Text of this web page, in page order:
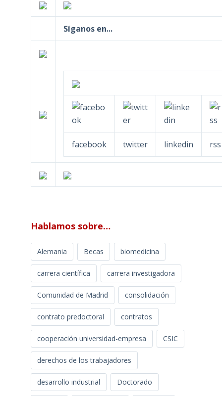
Síganos en...
facebook twitter linkedin rss
Hablamos sobre…
Alemania Becas biomedicina
carrera científica carrera investigadora
Comunidad de Madrid consolidación
contrato predoctoral contratos
cooperación universidad-empresa CSIC
derechos de los trabajadores
desarrollo industrial Doctorado